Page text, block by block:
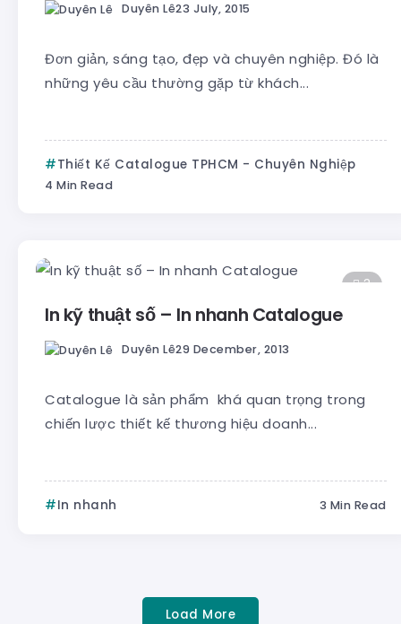
Duyên Lê23 July, 2015
Đơn giản, sáng tạo, đẹp và chuyên nghiệp. Đó là
những yêu cầu thường gặp từ khách...
Thiết Kế Catalogue TPHCM - Chuyên Nghiệp
4 Min Read
3
In kỹ thuật số – In nhanh Catalogue
Duyên Lê29 December, 2013
Catalogue là sản phẩm khá quan trọng trong
chiến lược thiết kế thương hiệu doanh...
In nhanh 3 Min Read
Load More